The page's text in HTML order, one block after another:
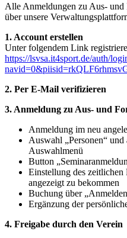
Alle Anmeldungen zu Aus- und
über unsere
1. Account erstellen
Unter folgendem Link
https://lsvsa.it4sport.de/auth/
2. Per E-Mail verifizieren
3. Anmeldung zu Aus- und
Anmeldung im neu
Auswahl „Personen“
Auswahlmenü
Button
Einstellung des zeitlichen
angezeigt zu bekommen
Buchung über
Ergänzung der
4. Freigabe durch den Verein